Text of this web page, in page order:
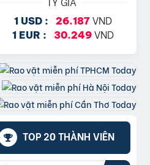
1 USD : 26.187VND
1 EUR : 30.249VND
TOP 20 THÀNH VIÊN